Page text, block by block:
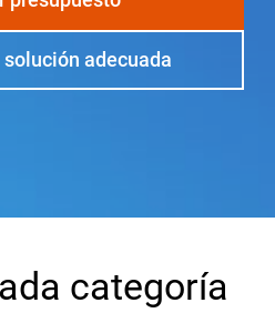
adecuada
categoría